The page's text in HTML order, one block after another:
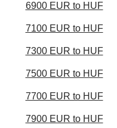
6900 EUR to HUF
7100 EUR to HUF
7300 EUR to HUF
7500 EUR to HUF
7700 EUR to HUF
7900 EUR to HUF